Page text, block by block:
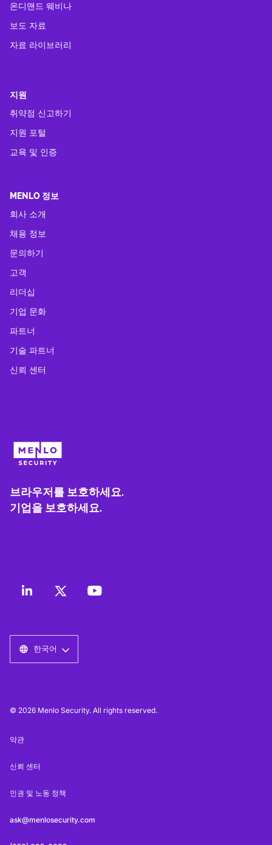
온디맨드 웨비나
보도 자료
자료 라이브러리
지원
취약점 신고하기
지원 포털
교육 및 인증
MENLO 정보
회사 소개
채용 정보
문의하기
고객
리더십
기업 문화
파트너
기술 파트너
신뢰 센터
브라우저를 보호하세요.
기업을 보호하세요.
한국어
© 2026 Menlo Security. All rights reserved.
약관
신뢰 센터
인권 및 노동 정책
ask@menlosecurity.com